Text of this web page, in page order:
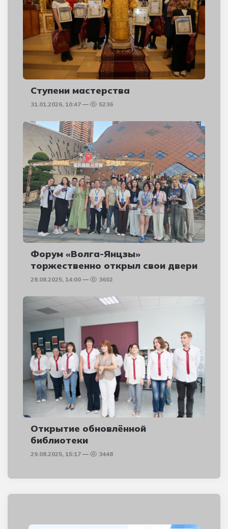
Ступени мастерства
31.01.2026, 10:47 5236
Форум «Волга-Янцзы»
торжественно открыл свои двери
28.08.2025, 14:00 3602
Открытие обновлённой
библиотеки
29.08.2025, 15:17 3448